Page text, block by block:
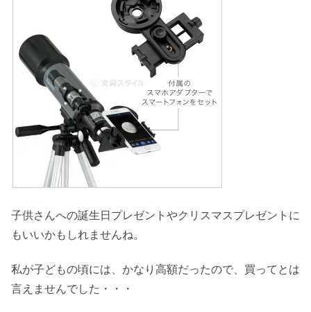
子供さんへの誕生日プレゼントやクリスマスプレゼントに
もいいかもしれませんね。
私が子どもの頃には、かなり高額だったので、買ってとは
言えませんでした・・・